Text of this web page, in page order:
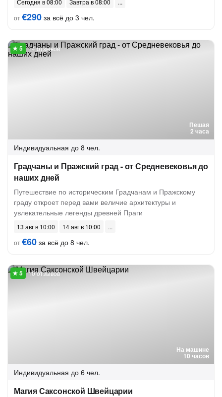
Сегодня в 08:00
Завтра в 08:00
от€290 за всё до 3 чел.
Пешая
2 часа
14 отзывов
Индивидуальная до 8 чел.
Градчаны и Пражский град - от Средневековья до
наших дней
Путешествие по историческим Градчанам и Пражскому
граду откроет перед вами величие архитектуры и
увлекательные легенды древней Праги
13 авг в 10:00
14 авг в 10:00
от€60 за всё до 8 чел.
На машине
10 часов
10 отзывов
Индивидуальная до 6 чел.
Магия Саксонской Швейцарии